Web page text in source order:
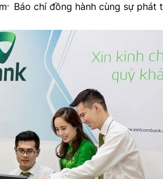
Báo chí đồng hành cùng sự phát